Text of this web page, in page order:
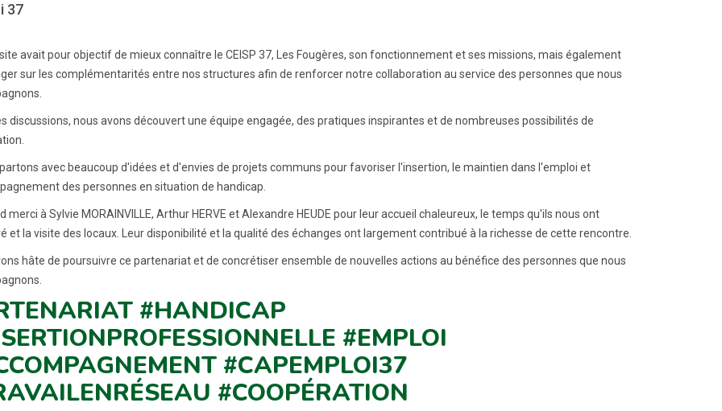
37
avait pour objectif de mieux connaître le CEISP 37, Les Fougères, son fonctionnement et ses missions, mais également
sur les complémentarités entre nos structures afin de renforcer notre collaboration au service des personnes que nous
discussions, nous avons découvert une équipe engagée, des pratiques inspirantes et de nombreuses possibilités de
avec beaucoup d'idées et d'envies de projets communs pour favoriser l'insertion, le maintien dans l'emploi et
des personnes en situation de handicap.
merci à Sylvie MORAINVILLE, Arthur HERVE et Alexandre HEUDE pour leur accueil chaleureux, le temps qu'ils nous ont
et la visite des locaux. Leur disponibilité et la qualité des échanges ont largement contribué à la richesse de cette rencontre.
hâte de poursuivre ce partenariat et de concrétiser ensemble de nouvelles actions au bénéfice des personnes que nous
#HANDICAP
#EMPLOI
#CAPEMPLOI37
#COOPÉRATION